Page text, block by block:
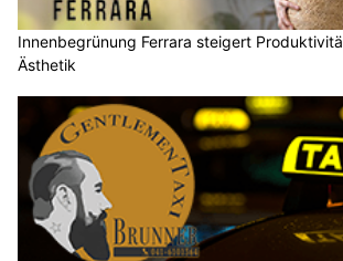
Innenbegrünung Ferrara steigert
Ästhetik